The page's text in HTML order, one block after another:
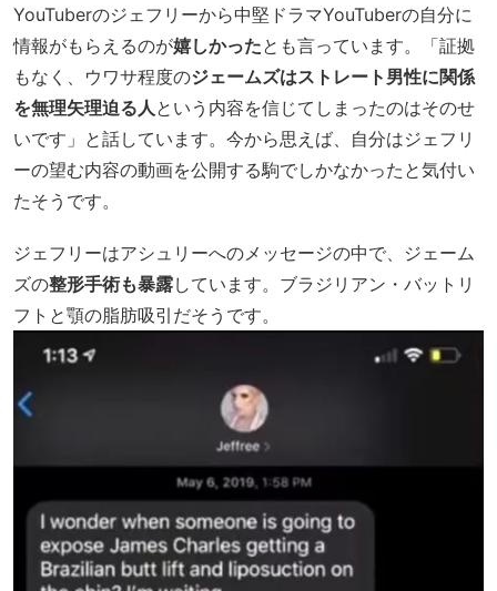
YouTuberのジェフリーから中堅ドラマYouTuberの自分に
情報がもらえるのが嬉しかったとも言っています。「証拠
もなく、ウワサ程度のジェームズはストレート男性に関係
を無理矢理迫る人 という内容を信じてしまったのはそのせ
いです」と話しています。今から思えば、自分はジェフリ
ーの望む内容の動画を公開する駒でしかなかったと気付い
たそうです。
ジェフリーはアシュリーへのメッセージの中で、ジェーム
ズの整形手術も暴露しています。ブラジリアン・バットリ
フトと顎の脂肪吸引だそうです。